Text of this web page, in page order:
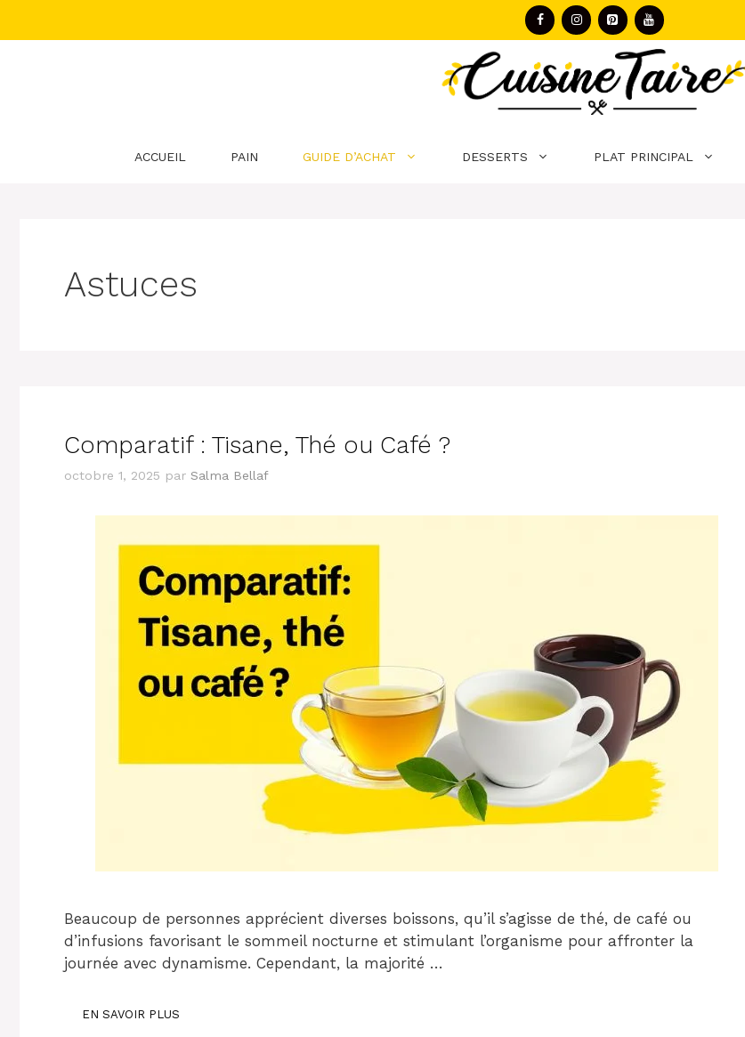
ACCUEIL PAIN GUIDE D’ACHAT DESSERTS PLAT PRINCIPAL
Astuces
Comparatif : Tisane, Thé ou Café ?
octobre 1, 2025 par Salma Bellaf
Beaucoup de personnes apprécient diverses boissons, qu’il s’agisse de thé, de café ou
d’infusions favorisant le sommeil nocturne et stimulant l’organisme pour affronter la
journée avec dynamisme. Cependant, la majorité …
EN SAVOIR PLUS